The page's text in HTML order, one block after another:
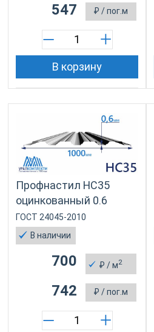
₽ / пог.м
547
В корзину
Профнастил НС35
оцинкованный 0.6
ГОСТ 24045-2010
В наличии
₽ / м2
700
₽ / пог.м
742